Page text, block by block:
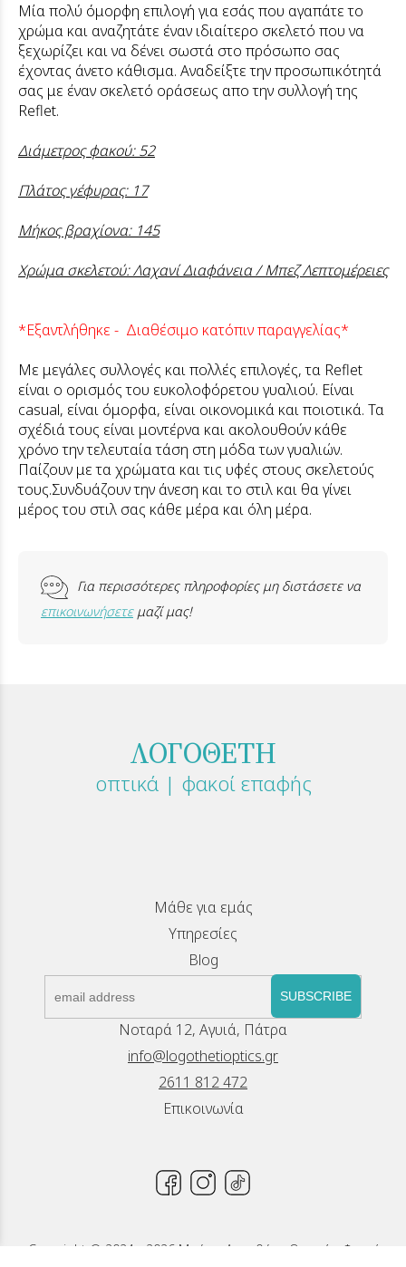
Μία πολύ όμορφη επιλογή για εσάς που αγαπάτε το
χρώμα και αναζητάτε έναν ιδιαίτερο σκελετό που να
ξεχωρίζει και να δένει σωστά στο πρόσωπο σας
έχοντας άνετο κάθισμα. Αναδείξτε την προσωπικότητά
σας με έναν σκελετό οράσεως απο την συλλογή της
Reflet.
Διάμετρος φακού: 52
Πλάτος γέφυρας: 17
Μήκος βραχίονα: 145
Χρώμα σκελετού: Λαχανί Διαφάνεια / Μπεζ Λεπτομέρειες
*Εξαντλήθηκε - Διαθέσιμο κατόπιν παραγγελίας*
Με μεγάλες συλλογές και πολλές επιλογές, τα Reflet
είναι ο ορισμός του ευκολοφόρετου γυαλιού. Είναι
casual, είναι όμορφα, είναι οικονομικά και ποιοτικά. Τα
σχέδιά τους είναι μοντέρνα και ακολουθούν κάθε
χρόνο την τελευταία τάση στη μόδα των γυαλιών.
Παίζουν με τα χρώματα και τις υφές στους σκελετούς
τους.Συνδυάζουν την άνεση και το στιλ και θα γίνει
μέρος του στιλ σας κάθε μέρα και όλη μέρα.
Για περισσότερες πληροφορίες μη διστάσετε να
επικοινωνήσετεμαζί μας!
ΛΟΓΟΘΕΤΗ
οπτικά | φακοί επαφής
Μάθε για εμάς
Υπηρεσίες
Blog
SUBSCRIBE
Νοταρά 12, Αγυιά, Πάτρα
info@logothetioptics.gr
2611 812 472
Επικοινωνία
Copyright © 2024 - 2026 Μπέττυ Λογοθέτη, Οπτικά - Φακοί